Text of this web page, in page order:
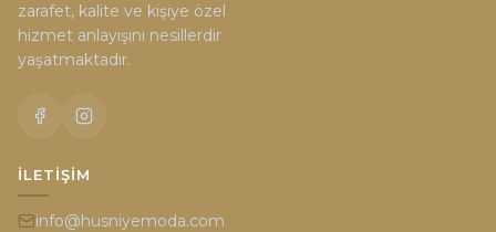
zarafet, kalite ve kişiye özel
hizmet anlayışını nesillerdir
yaşatmaktadır.
İLETIŞIM
info@husniyemoda.com